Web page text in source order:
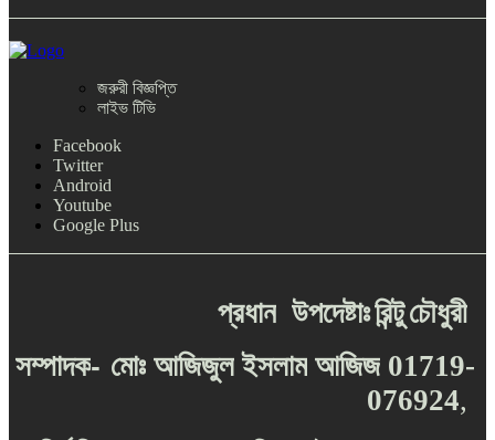
জরুরী বিজ্ঞপ্তি
লাইভ টিভি
Facebook
Twitter
Android
Youtube
Google Plus
প্রধান উপদেষ্টাঃরিন্টুচৌধুরী
সম্পাদক- মোঃ আজিজুল ইসলাম আজিজ 01719-
076924,